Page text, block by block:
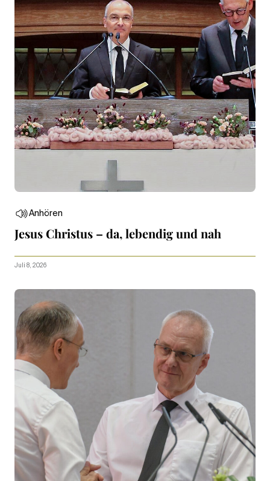
Anhören
Jesus Christus – da, lebendig und nah
Juli 8, 2026